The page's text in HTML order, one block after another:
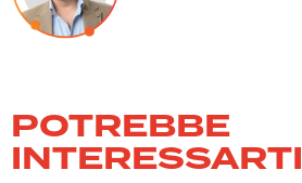
POTREBBE
INTERESSARTI